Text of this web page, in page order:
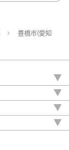
豊橋市(愛知